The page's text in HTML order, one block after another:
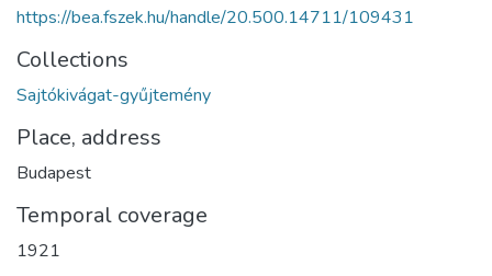
https://bea.fszek.hu/handle/20.500.14711/109431
Collections
Sajtókivágat-gyűjtemény
Place, address
Budapest
Temporal coverage
1921